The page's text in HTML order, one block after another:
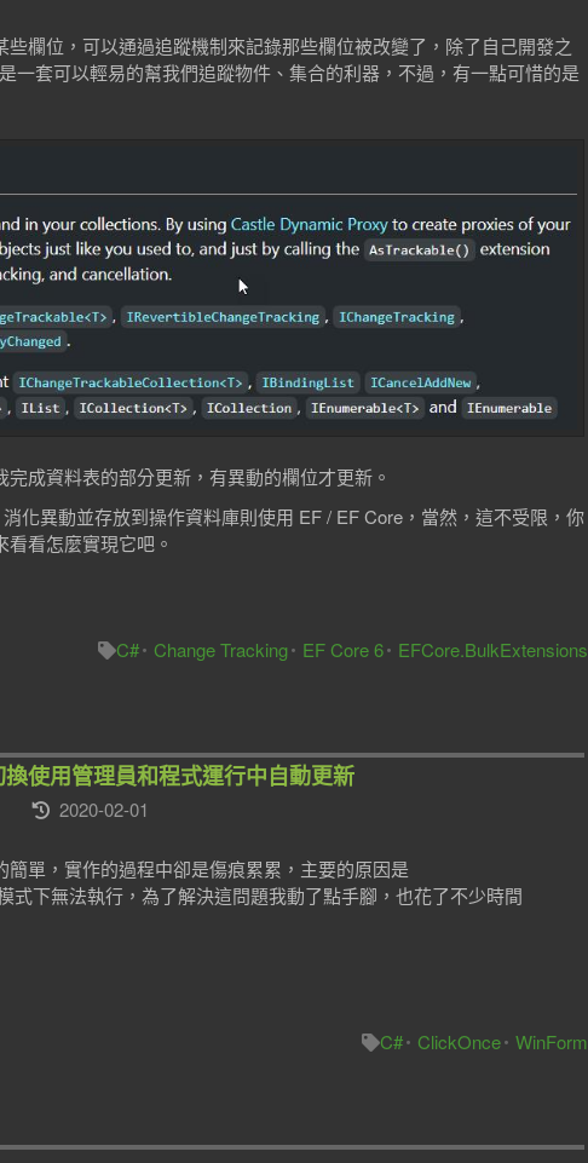
欄位，可以通過追蹤機制來記錄那些欄位被改變了，除了自己開發之
是一套可以輕易的幫我們追蹤物件、集合的利器，不過，有一點可惜的是
成資料表的部分更新，有異動的欄位才更新。
化異動並存放到操作資料庫則使用 EF / EF Core，當然，這不受限，你
看怎麼實現它吧。
C#
Change Tracking EF Core 6 EFCore.BulkExtensions
使用管理員和程式運行中自動更新
2020-02-01
單，實作的過程中卻是傷痕累累，主要的原因是
式下無法執行，為了解決這問題我動了點手腳，也花了不少時間
C#
ClickOnce WinForm